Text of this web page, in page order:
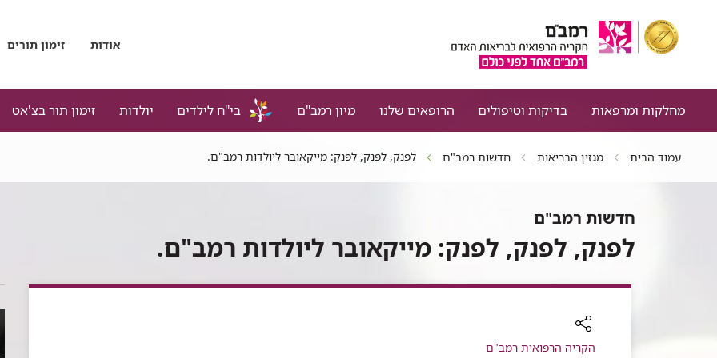
אודות זימון תורים
מחלקות ומרפאות בדיקות וטיפולים הרופאים שלנו מיון רמב"ם בי"ח לילדים יולדות זימון תור בצ'אט
עמוד הבית מגזין הבריאות חדשות רמב"ם לפנק, לפנק, לפנק: מייקאובר ליולדות רמב"ם.
חדשות רמב"ם
לפנק, לפנק, לפנק: מייקאובר ליולדות רמב"ם.
רכיב
הקריה הרפואית רמב"ם